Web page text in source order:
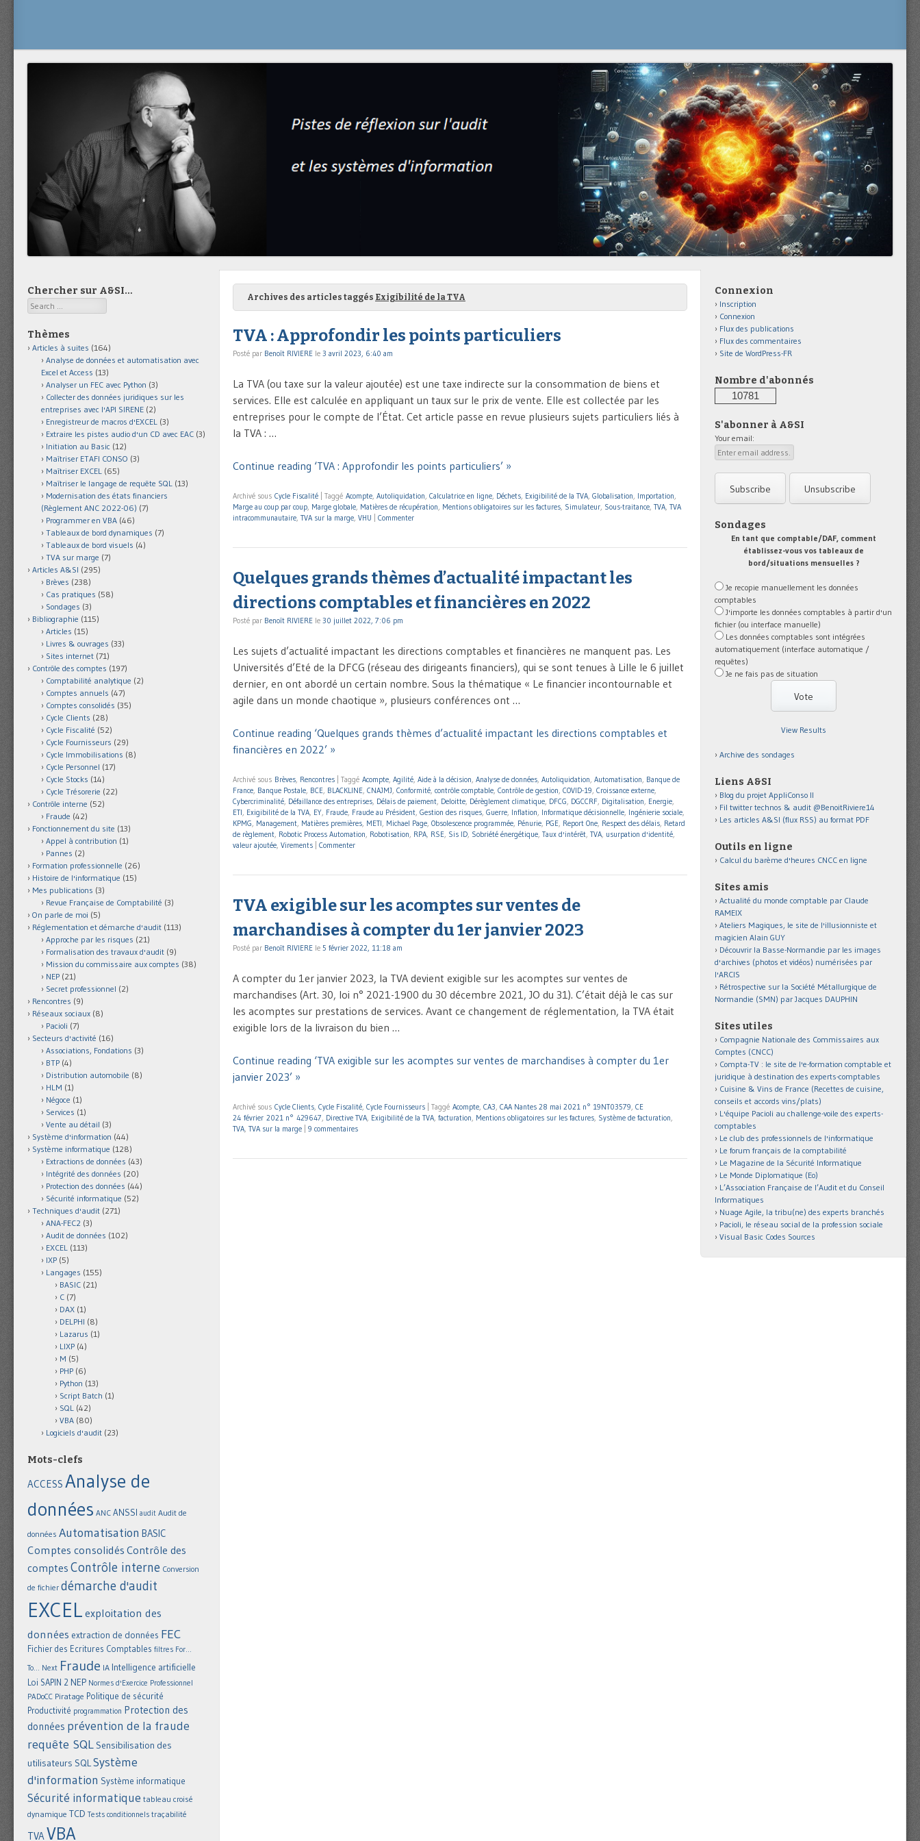
Archives des articles taggés Exigibilité de la TVA
TVA : Approfondir les points particuliers
Posté par Benoît RIVIERE le 3 avril 2023, 6:40 am
La TVA (ou taxe sur la valeur ajoutée) est une taxe indirecte sur la consommation de biens et
services. Elle est calculée en appliquant un taux sur le prix de vente. Elle est collectée par les
entreprises pour le compte de l’État. Cet article passe en revue plusieurs sujets particuliers liés à
la TVA : …
Continue reading ‘TVA : Approfondir les points particuliers’ »
Archivé sous Cycle Fiscalité Taggé Acompte, Autoliquidation, Calculatrice en ligne, Déchets, Exigibilité de la TVA, Globalisation, Importation,
Marge au coup par coup, Marge globale, Matières de récupération, Mentions obligatoires sur les factures, Simulateur, Sous-traitance, TVA, TVA
intracommunautaire, TVA sur la marge, VHU Commenter
Quelques grands thèmes d’actualité impactant les
directions comptables et financières en 2022
Posté par Benoît RIVIERE le 30 juillet 2022, 7:06 pm
Les sujets d’actualité impactant les directions comptables et financières ne manquent pas. Les
Universités d’Eté de la DFCG (réseau des dirigeants financiers), qui se sont tenues à Lille le 6 juillet
dernier, en ont abordé un certain nombre. Sous la thématique « Le financier incontournable et
agile dans un monde chaotique », plusieurs conférences ont …
Continue reading ‘Quelques grands thèmes d’actualité impactant les directions comptables et
financières en 2022’ »
Archivé sous Brèves, Rencontres Taggé Acompte, Agilité, Aide à la décision, Analyse de données, Autoliquidation, Automatisation, Banque de
France, Banque Postale, BCE, BLACKLINE, CNAJMJ, Conformité, contrôle comptable, Contrôle de gestion, COVID-19, Croissance externe,
Cybercriminalité, Défaillance des entreprises, Délais de paiement, Deloitte, Dérèglement climatique, DFCG, DGCCRF, Digitalisation, Energie,
ETI, Exigibilité de la TVA, EY, Fraude, Fraude au Président, Gestion des risques, Guerre, Inflation, Informatique décisionnelle, Ingénierie sociale,
KPMG, Management, Matières premières, METI, Michael Page, Obsolescence programmée, Pénurie, PGE, Report One, Respect des délais, Retard
de règlement, Robotic Process Automation, Robotisation, RPA, RSE, Sis ID, Sobriété énergétique, Taux d'intérêt, TVA, usurpation d'identité,
valeur ajoutée, Virements Commenter
TVA exigible sur les acomptes sur ventes de
marchandises à compter du 1er janvier 2023
Posté par Benoît RIVIERE le 5 février 2022, 11:18 am
A compter du 1er janvier 2023, la TVA devient exigible sur les acomptes sur ventes de
marchandises (Art. 30, loi n° 2021-1900 du 30 décembre 2021, JO du 31). C’était déjà le cas sur
les acomptes sur prestations de services. Avant ce changement de réglementation, la TVA était
exigible lors de la livraison du bien …
Continue reading ‘TVA exigible sur les acomptes sur ventes de marchandises à compter du 1er
janvier 2023’ »
Archivé sous Cycle Clients, Cycle Fiscalité, Cycle Fournisseurs Taggé Acompte, CA3, CAA Nantes 28 mai 2021 n° 19NT03579, CE
24 février 2021 n° 429647, Directive TVA, Exigibilité de la TVA, facturation, Mentions obligatoires sur les factures, Système de facturation,
TVA, TVA sur la marge 9 commentaires
Chercher sur A&SI…
Search
Thèmes
Articles à suites (164)
Analyse de données et automatisation avec
Excel et Access (13)
Analyser un FEC avec Python (3)
Collecter des données juridiques sur les
entreprises avec l'API SIRENE (2)
Enregistreur de macros d'EXCEL (3)
Extraire les pistes audio d'un CD avec EAC (3)
Initiation au Basic (12)
Maîtriser ETAFI CONSO (3)
Maîtriser EXCEL (65)
Maîtriser le langage de requête SQL (13)
Modernisation des états financiers
(Règlement ANC 2022-06) (7)
Programmer en VBA (46)
Tableaux de bord dynamiques (7)
Tableaux de bord visuels (4)
TVA sur marge (7)
Articles A&SI (295)
Brèves (238)
Cas pratiques (58)
Sondages (3)
Bibliographie (115)
Articles (15)
Livres & ouvrages (33)
Sites internet (71)
Contrôle des comptes (197)
Comptabilité analytique (2)
Comptes annuels (47)
Comptes consolidés (35)
Cycle Clients (28)
Cycle Fiscalité (52)
Cycle Fournisseurs (29)
Cycle Immobilisations (8)
Cycle Personnel (17)
Cycle Stocks (14)
Cycle Trésorerie (22)
Contrôle interne (52)
Fraude (42)
Fonctionnement du site (13)
Appel à contribution (1)
Pannes (2)
Formation professionnelle (26)
Histoire de l'informatique (15)
Mes publications (3)
Revue Française de Comptabilité (3)
On parle de moi (5)
Réglementation et démarche d'audit (113)
Approche par les risques (21)
Formalisation des travaux d'audit (9)
Mission du commissaire aux comptes (38)
NEP (21)
Secret professionnel (2)
Rencontres (9)
Réseaux sociaux (8)
Pacioli (7)
Secteurs d'activité (16)
Associations, Fondations (3)
BTP (4)
Distribution automobile (8)
HLM (1)
Négoce (1)
Services (1)
Vente au détail (3)
Système d'information (44)
Système informatique (128)
Extractions de données (43)
Intégrité des données (20)
Protection des données (44)
Sécurité informatique (52)
Techniques d'audit (271)
ANA-FEC2 (3)
Audit de données (102)
EXCEL (113)
IXP (5)
Langages (155)
BASIC (21)
C (7)
DAX (1)
DELPHI (8)
Lazarus (1)
LIXP (4)
M (5)
PHP (6)
Python (13)
Script Batch (1)
SQL (42)
VBA (80)
Logiciels d'audit (23)
Mots-clefs
ACCESS Analyse de
données ANC ANSSI audit Audit de
données Automatisation BASIC
Comptes consolidés Contrôle des
comptes Contrôle interne Conversion
de fichier démarche d'audit
EXCEL exploitation des
données extraction de données FEC
Fichier des Ecritures Comptables filtres For...
To... Next Fraude IA Intelligence artificielle
Loi SAPIN 2 NEP Normes d'Exercice Professionnel
PADoCC Piratage Politique de sécurité
Productivité programmation Protection des
données prévention de la fraude
requête SQL Sensibilisation des
utilisateurs SQLSystème
d'information Système informatique
Sécurité informatique tableau croisé
dynamique TCD Tests conditionnels traçabilité
TVAVBA
Connexion
Inscription
Connexion
Flux des publications
Flux des commentaires
Site de WordPress-FR
Nombre d'abonnés
10781
S'abonner à A&SI
Your email:
Sondages
En tant que comptable/DAF, comment
établissez-vous vos tableaux de
bord/situations mensuelles ?
Je recopie manuellement les données
comptables
J'importe les données comptables à partir d'un
fichier (ou interface manuelle)
Les données comptables sont intégrées
automatiquement (interface automatique /
requêtes)
Je ne fais pas de situation
View Results
Archive des sondages
Liens A&SI
Blog du projet AppliConso II
Fil twitter technos & audit @BenoitRiviere14
Les articles A&SI (flux RSS) au format PDF
Outils en ligne
Calcul du barème d'heures CNCC en ligne
Sites amis
Actualité du monde comptable par Claude
RAMEIX
Ateliers Magiques, le site de l'illusionniste et
magicien Alain GUY
Découvrir la Basse-Normandie par les images
d'archives (photos et vidéos) numérisées par
l'ARCIS
Rétrospective sur la Société Métallurgique de
Normandie (SMN) par Jacques DAUPHIN
Sites utiles
Compagnie Nationale des Commissaires aux
Comptes (CNCC)
Compta-TV : le site de l'e-formation comptable et
juridique à destination des experts-comptables
Cuisine & Vins de France (Recettes de cuisine,
conseils et accords vins/plats)
L'équipe Pacioli au challenge-voile des experts-
comptables
Le club des professionnels de l'informatique
Le forum français de la comptabilité
Le Magazine de la Sécurité Informatique
Le Monde Diplomatique (Eo)
L’Association Française de l’Audit et du Conseil
Informatiques
Nuage Agile, la tribu(ne) des experts branchés
Pacioli, le réseau social de la profession sociale
Visual Basic Codes Sources